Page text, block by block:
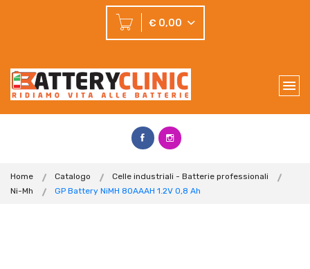
€ 0,00
Home Catalogo
Celle industriali - Batterie professionali
Ni-Mh
GP Battery NiMH 80AAAH 1.2V 0,8 Ah